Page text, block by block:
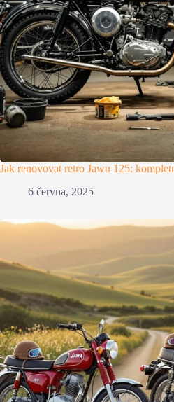
Jak renovovat retro Jawu 125:
6 června, 2025